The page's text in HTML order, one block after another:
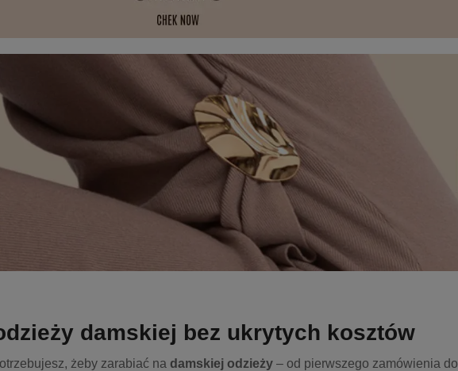
damskiej bez ukrytych kosztów
żeby zarabiać na damskiej odzieży – od pierwszego zamówienia do